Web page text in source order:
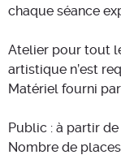
chaque séance
Atelier pour tout
artistique n’est
Matériel fourni
Public : à partir
Nombre de